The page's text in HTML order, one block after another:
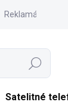
Reklamácia
Hľadať
Satelitné